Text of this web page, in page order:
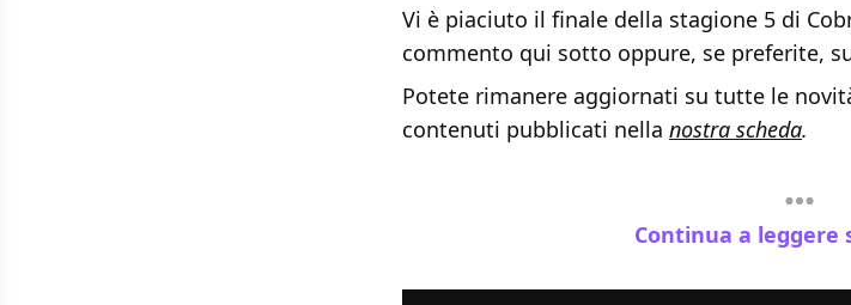
Vi è piaciuto il finale della stagione 5 di
commento qui sotto oppure, se preferite,
Potete rimanere aggiornati su tutte le
contenuti pubblicati nella nostra scheda.
Continua a leggere